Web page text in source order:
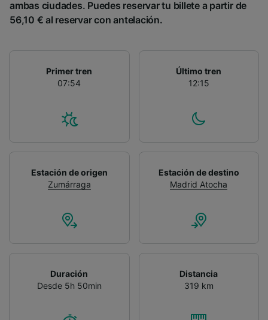
ambas ciudades. Puedes reservar tu billete a partir de
56,10 € al reservar con antelación.
Primer tren
07:54
Último tren
12:15
Estación de origen
Zumárraga
Estación de destino
Madrid Atocha
Duración
Desde 5h 50min
Distancia
319 km